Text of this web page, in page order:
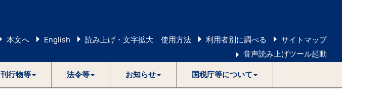
本文へ English 読み上げ・文字拡大 使用方法 利用者別に調べる
サイトマップ
音声読み上げツール起動
刊行物等 法令等 お知らせ 国税庁等について